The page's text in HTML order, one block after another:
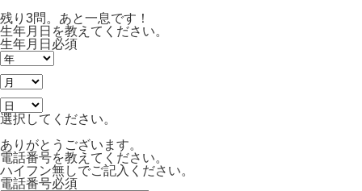
残り3問。あと一息です！
生年月日を教えてください。
生年月日 必須
選択してください。
ありがとうございます。
電話番号を教えてください。
ハイフン無しでご記入ください。
電話番号必須